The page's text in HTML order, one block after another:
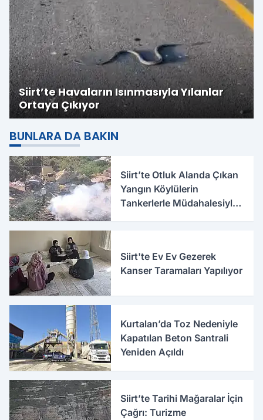
Siirt’te Havaların Isınmasıyla Yılanlar
Ortaya Çıkıyor
BUNLARA DA BAKIN
Siirt’te Otluk Alanda Çıkan
Yangın Köylülerin
Tankerlerle Müdahalesiyle
Siirt'te Ev Ev Gezerek
Kanser Taramaları Yapılıyor
Kurtalan’da Toz Nedeniyle
Kapatılan Beton Santrali
Yeniden Açıldı
Siirt’te Tarihi Mağaralar İçin
Çağrı: Turizme